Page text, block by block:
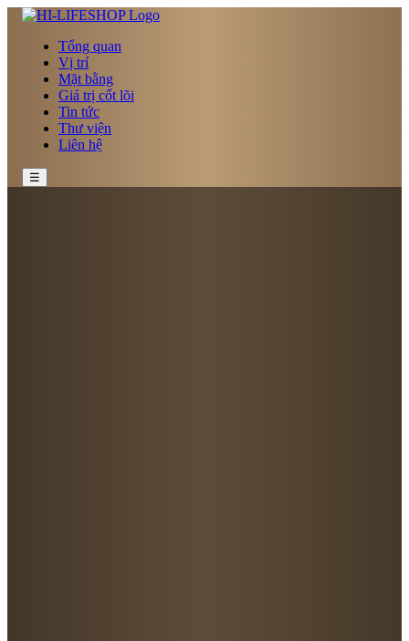
Tổng quan
Vị trí
Mặt bằng
Giá trị cốt lõi
Tin tức
Thư viện
Liên hệ
☰